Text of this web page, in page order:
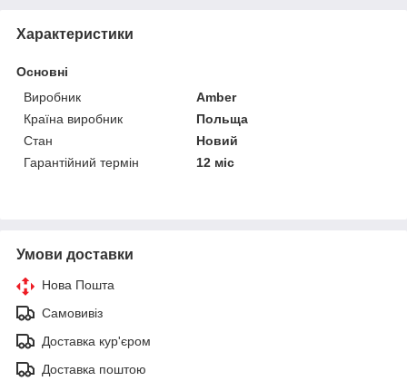
Характеристики
Основні
Виробник
Amber
Країна виробник
Польща
Стан
Новий
Гарантійний термін
12 міс
Умови доставки
Нова Пошта
Самовивіз
Доставка кур'єром
Доставка поштою